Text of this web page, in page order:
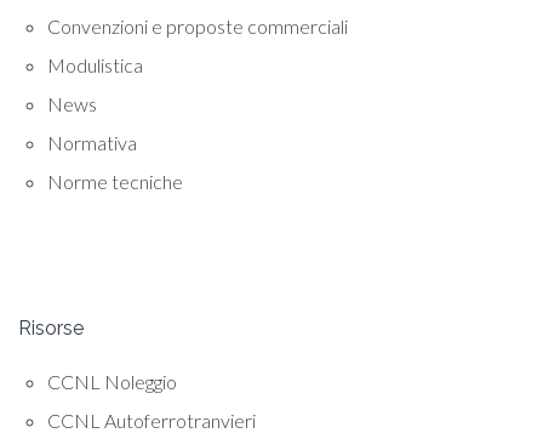
Convenzioni e proposte commerciali
Modulistica
News
Normativa
Norme tecniche
Risorse
CCNL Noleggio
CCNL Autoferrotranvieri